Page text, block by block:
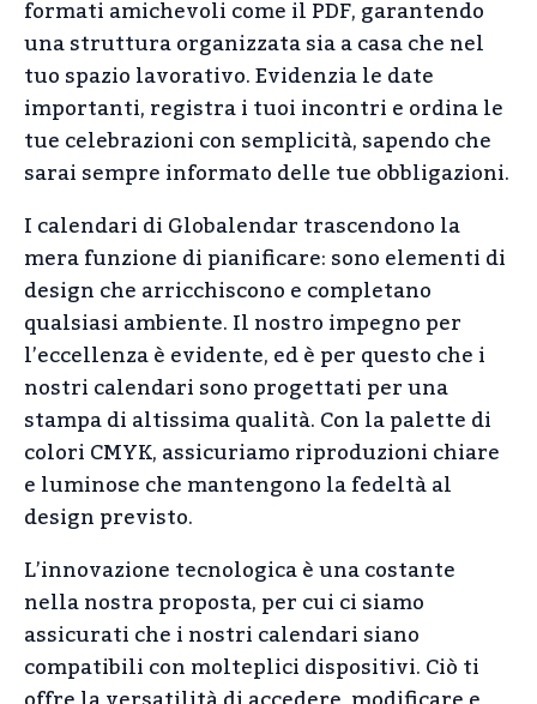
formati amichevoli come il PDF, garantendo
una struttura organizzata sia a casa che nel
tuo spazio lavorativo. Evidenzia le date
importanti, registra i tuoi incontri e ordina le
tue celebrazioni con semplicità, sapendo che
sarai sempre informato delle tue obbligazioni.
I calendari di Globalendar trascendono la
mera funzione di pianificare: sono elementi di
design che arricchiscono e completano
qualsiasi ambiente. Il nostro impegno per
l’eccellenza è evidente, ed è per questo che i
nostri calendari sono progettati per una
stampa di altissima qualità. Con la palette di
colori CMYK, assicuriamo riproduzioni chiare
e luminose che mantengono la fedeltà al
design previsto.
L’innovazione tecnologica è una costante
nella nostra proposta, per cui ci siamo
assicurati che i nostri calendari siano
compatibili con molteplici dispositivi. Ciò ti